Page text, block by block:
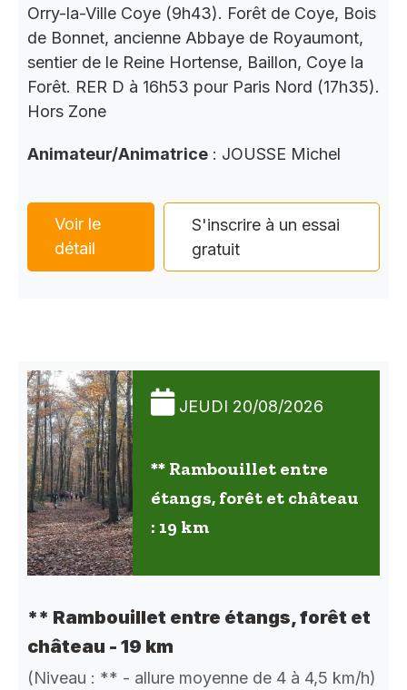
Orry-la-Ville Coye (9h43). Forêt de Coye, Bois
de Bonnet, ancienne Abbaye de Royaumont,
sentier de le Reine Hortense, Baillon, Coye la
Forêt. RER D à 16h53 pour Paris Nord (17h35).
Hors Zone
Animateur/Animatrice : JOUSSE Michel
Voir le
détail
S'inscrire à un essai
gratuit
JEUDI 20/08/2026
** Rambouillet entre
étangs, forêt et château
: 19 km
** Rambouillet entre étangs, forêt et
château - 19 km
(Niveau : ** - allure moyenne de 4 à 4,5 km/h)